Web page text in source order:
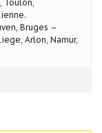
Toulon,
Bruges –
Arlon, Namur,